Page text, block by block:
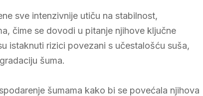
sve intenzivnije utiču na stabilnost,
čime se dovodi u pitanje njihove ključne
istaknuti rizici povezani s učestalošću suša,
šuma.
šumama kako bi se povećala njihova